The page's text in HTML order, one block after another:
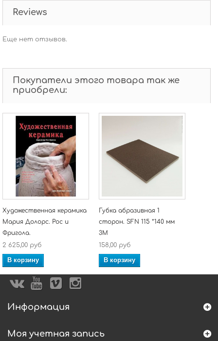
Reviews
Еще нет отзывов.
Покупатели этого товара так же
приобрели:
Художественная керамика
Мария Долорс. Рос и
Фригола.
2 625,00 руб
В корзину
Губка абразивная 1
сторон. SFN 115 *140 мм
3M
158,00 руб
В корзину
Информация
Моя учетная запись